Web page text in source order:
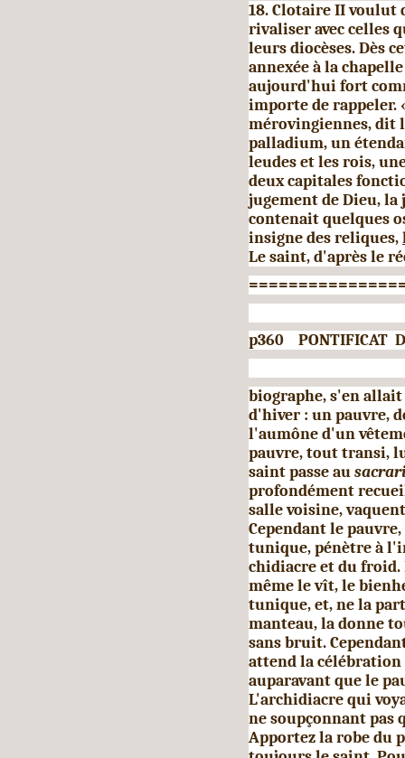
18. Clotaire II voulut
rivaliser avec celles
leurs diocèses. Dès
annexée à la
aujourd'hui fort
importe de rappeler.
mérovingiennes, dit
palladium, un
leudes et les rois,
deux capitales
jugement de Dieu, la
contenait quelques
insigne des reliques,
Le saint, d'après le
p360 PONTIFICAT
biographe, s'en
d'hiver : un pauvre,
l'aumône d'un
pauvre, tout transi,
saint passe au
profondément
salle voisine,
Cependant le
tunique, pénètre à
chidiacre et du froid.
même le vît, le
tunique, et, ne la
manteau, la donne
sans bruit.
attend la célébration
auparavant que le
L'archidiacre qui
ne soupçonnant
Apportez la robe du